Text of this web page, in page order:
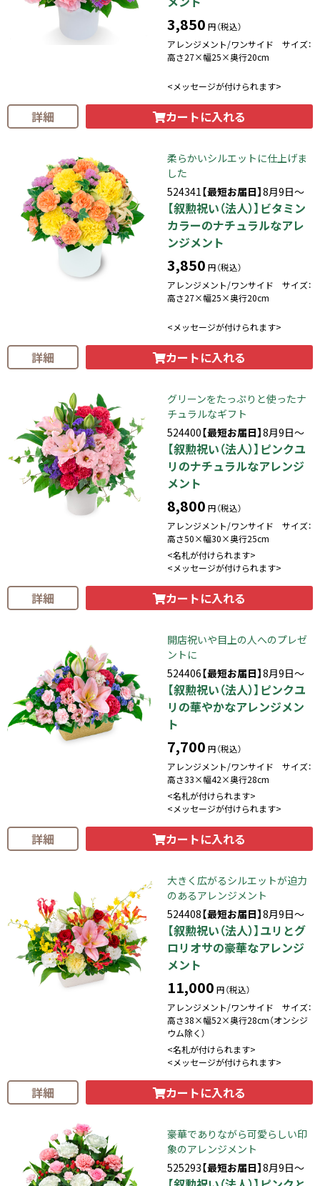
3,850 円（税込）
アレンジメント/ワンサイド サイズ：
高さ27×幅25×奥行20cm
<メッセージが付けられます>
詳細 カートに入れる
柔らかいシルエットに仕上げま
した
524341【最短お届日】8月9日～
【叙勲祝い（法人）】ビタミン
カラーのナチュラルなアレ
ンジメント
3,850 円（税込）
アレンジメント/ワンサイド サイズ：
高さ27×幅25×奥行20cm
<メッセージが付けられます>
詳細 カートに入れる
グリーンをたっぷりと使ったナ
チュラルなギフト
524400【最短お届日】8月9日～
【叙勲祝い（法人）】ピンクユ
リのナチュラルなアレンジ
メント
8,800 円（税込）
アレンジメント/ワンサイド サイズ：
高さ50×幅30×奥行25cm
<名札が付けられます>
<メッセージが付けられます>
詳細 カートに入れる
開店祝いや目上の人へのプレゼ
ントに
524406【最短お届日】8月9日～
【叙勲祝い（法人）】ピンクユ
リの華やかなアレンジメン
ト
7,700 円（税込）
アレンジメント/ワンサイド サイズ：
高さ33×幅42×奥行28cm
<名札が付けられます>
<メッセージが付けられます>
詳細 カートに入れる
大きく広がるシルエットが迫力
のあるアレンジメント
524408【最短お届日】8月9日～
【叙勲祝い（法人）】ユリとグ
ロリオサの豪華なアレンジ
メント
11,000 円（税込）
アレンジメント/ワンサイド サイズ：
高さ38×幅52×奥行28cm（オンシジ
ウム除く）
<名札が付けられます>
<メッセージが付けられます>
詳細 カートに入れる
豪華でありながら可愛らしい印
象のアレンジメント
525293【最短お届日】8月9日～